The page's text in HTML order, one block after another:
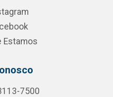
Estamos
7500